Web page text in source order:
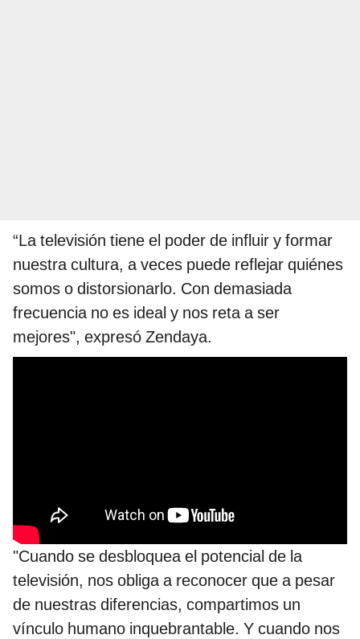
“La televisión tiene el poder de influir y formar
nuestra cultura, a veces puede reflejar quiénes
somos o distorsionarlo. Con demasiada
frecuencia no es ideal y nos reta a ser
mejores", expresó Zendaya.
"Cuando se desbloquea el potencial de la
televisión, nos obliga a reconocer que a pesar
de nuestras diferencias, compartimos un
vínculo humano inquebrantable. Y cuando nos